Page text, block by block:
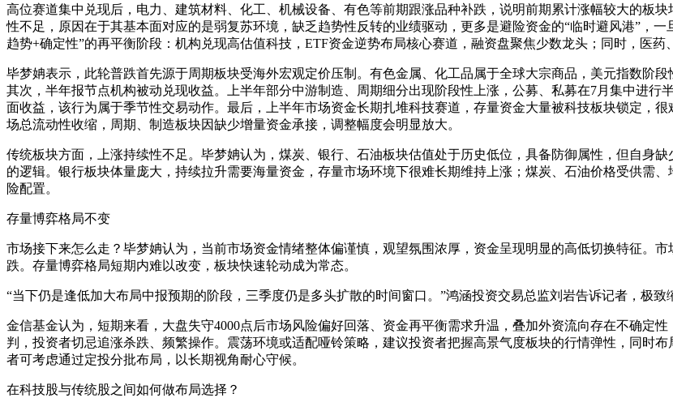
高位赛道集中兑现后，电力、建筑材料、化工、机械设备、有色等前期跟涨品种补跌，说明前期累计涨幅较大的板
性不足，原因在于其基本面对应的是弱复苏环境，缺乏趋势性反转的业绩驱动，更多是避险资金的“临时避风港”，
趋势+确定性”的再平衡阶段：机构兑现高估值科技，ETF资金逆势布局核心赛道，融资盘聚焦少数龙头；同时，医
毕梦姌表示，此轮普跌首先源于周期板块受海外宏观定价压制。有色金属、化工品属于全球大宗商品，美元指数阶
其次，半年报节点机构被动兑现收益。上半年部分中游制造、周期细分出现阶段性上涨，公募、私募在7月集中进
面收益，该行为属于季节性交易动作。最后，上半年市场资金长期扎堆科技赛道，存量资金大量被科技板块锁定，
场总流动性收缩，周期、制造板块因缺少增量资金承接，调整幅度会明显放大。
传统板块方面，上涨持续性不足。毕梦姌认为，煤炭、银行、石油板块估值处于历史低位，具备防御属性，但自身
的逻辑。银行板块体量庞大，持续拉升需要海量资金，存量市场环境下很难长期维持上涨；煤炭、石油价格受供需
险配置。
存量博弈格局不变
市场接下来怎么走？毕梦姌认为，当前市场资金情绪整体偏谨慎，观望氛围浓厚，资金呈现明显的高低切换特征。
跌。存量博弈格局短期内难以改变，板块快速轮动成为常态。
“当下仍是逢低加大布局中报预期的阶段，三季度仍是多头扩散的时间窗口。”鸿涵投资交易总监刘岩告诉记者，极致
金信基金认为，短期来看，大盘失守4000点后市场风险偏好回落、资金再平衡需求升温，叠加外资流向存在不确定
判，投资者切忌追涨杀跌、频繁操作。震荡环境或适配哑铃策略，建议投资者把握高景气度板块的行情弹性，同时
者可考虑通过定投分批布局，以长期视角耐心守候。
在科技股与传统股之间如何做布局选择？